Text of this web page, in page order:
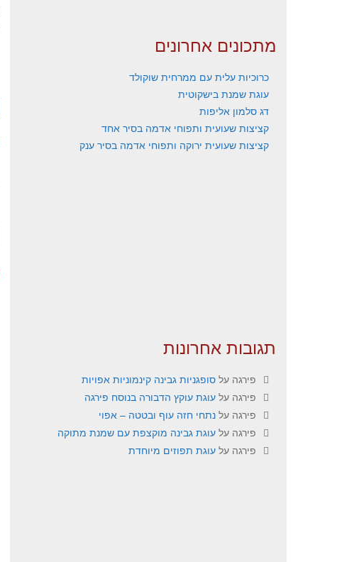
מתכונים אחרונים
כרוכיות עלית עם ממרחית שוקולד
עוגת שמנת בישקוטית
דג סלמון אליפות
קציצות שעועית ותפוחי אדמה בסיר אחד
קציצות שעועית ירוקה ותפוחי אדמה בסיר ענק
תגובות אחרונות
פירגה על סופגניות גבינה קינמוניות אפויות
פירגה על עוגת עוקץ הדבורה בנוסח פירגה
פירגה על נתחי חזה עוף ובטטה – אפוי
פירגה על עוגת גבינה מוקצפת עם שמנת מתוקה
פירגה על עוגת תפוזים מיוחדת